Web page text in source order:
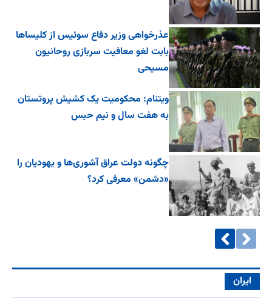
عذرخواهی وزیر دفاع سوئیس از کلیساها
بابت لغو معافیت سربازی روحانیون
مسیحی
ویتنام: محکومیت یک کشیش پروتستان
به هفت سال و نیم حبس
چگونه دولت عراق آشوری‌ها و یهودیان را
«دشمن» معرفی کرد؟
ایران